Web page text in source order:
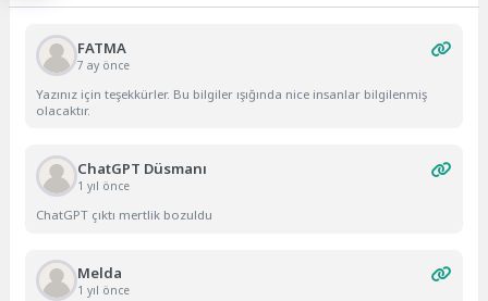
FATMA
7 ay önce
Yazınız için teşekkürler. Bu bilgiler ışığında nice insanlar bilgilenmiş
olacaktır.
ChatGPT Düsmanı
1 yıl önce
ChatGPT çıktı mertlik bozuldu
Melda
1 yıl önce